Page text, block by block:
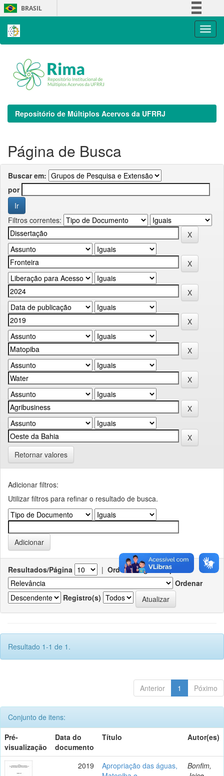
Skip
navigation
BRASIL
Repositório de Múltiplos Acervos da UFRRJ
Página de Busca
Buscar em:
por
Filtros correntes:
Retornar valores
Adicionar filtros:
Utilizar filtros para refinar o resultado de busca.
Resultados/Página | Ordenar registros por
Ordenar
Registro(s)
Resultado 1-1 de 1.
Anterior 1 Póximo
Conjunto de itens:
Pré-
visualização
Data do
documento
Título Autor(es)
2019
Apropriação das águas,
Bonfim,